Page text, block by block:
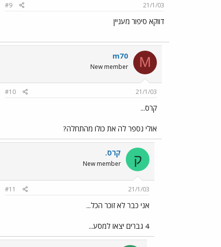
21/1/03
#9
דווקא סיפור מעניין
M
m70
New member
21/1/03
#10
קרס...
אולי נספר לה את כולו מהתחלה?
ק קרס.
New member
21/1/03
#11
אני כבר לא זוכר הכל...
4 גברים יצאו למסע...